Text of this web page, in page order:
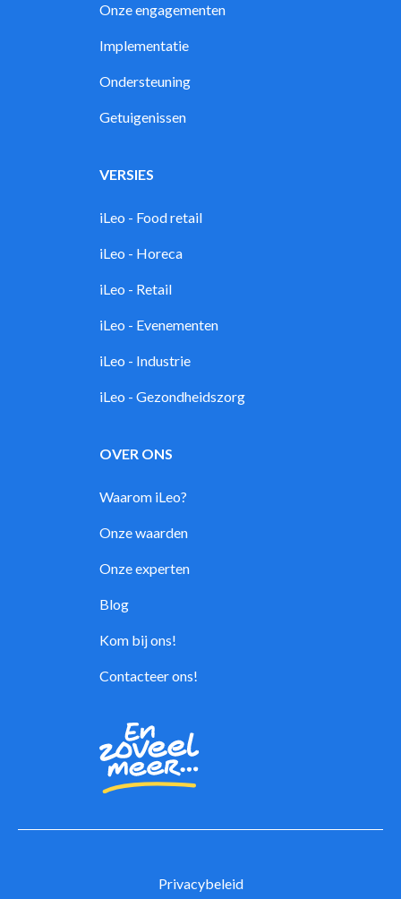
Onze engagementen
Implementatie
Ondersteuning
Getuigenissen
VERSIES
iLeo - Food retail
iLeo - Horeca
iLeo - Retail
iLeo - Evenementen
iLeo - Industrie
iLeo - Gezondheidszorg
OVER ONS
Waarom iLeo?
Onze waarden
Onze experten
Blog
Kom bij ons!
Contacteer ons!
Privacybeleid